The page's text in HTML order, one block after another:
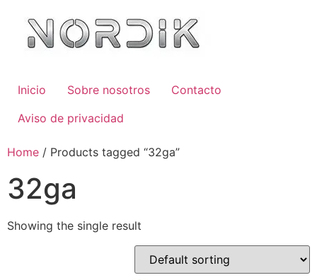
Inicio Sobre nosotros
Contacto
Aviso de privacidad
Home / Products tagged “32ga”
32ga
Showing the single result